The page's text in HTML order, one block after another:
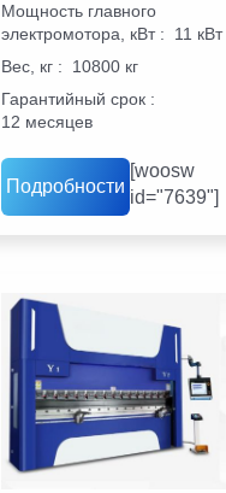
Мощность главного
электромотора, кВт :
11 кВт
Вес, кг :
10800 кг
Гарантийный срок :
12 месяцев
Подробности
[woosw
id="7639"]